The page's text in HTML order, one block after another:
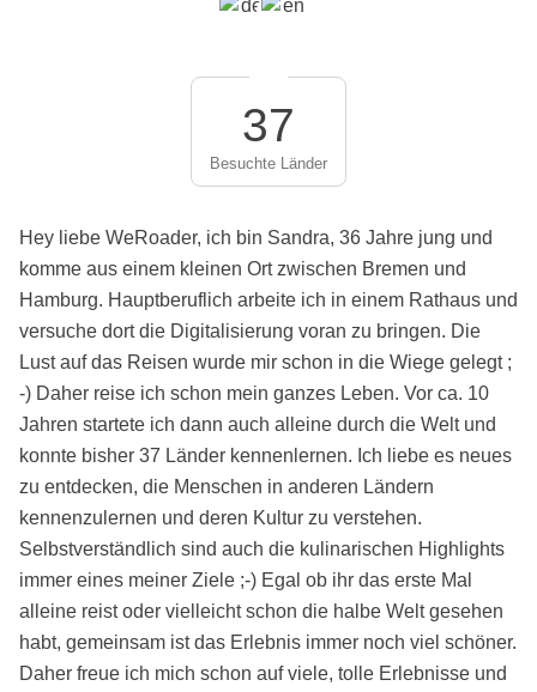
37
Besuchte Länder
Hey liebe WeRoader, ich bin Sandra, 36 Jahre jung und
komme aus einem kleinen Ort zwischen Bremen und
Hamburg. Hauptberuflich arbeite ich in einem Rathaus und
versuche dort die Digitalisierung voran zu bringen. Die
Lust auf das Reisen wurde mir schon in die Wiege gelegt ;
-) Daher reise ich schon mein ganzes Leben. Vor ca. 10
Jahren startete ich dann auch alleine durch die Welt und
konnte bisher 37 Länder kennenlernen. Ich liebe es neues
zu entdecken, die Menschen in anderen Ländern
kennenzulernen und deren Kultur zu verstehen.
Selbstverständlich sind auch die kulinarischen Highlights
immer eines meiner Ziele ;-) Egal ob ihr das erste Mal
alleine reist oder vielleicht schon die halbe Welt gesehen
habt, gemeinsam ist das Erlebnis immer noch viel schöner.
Daher freue ich mich schon auf viele, tolle Erlebnisse und